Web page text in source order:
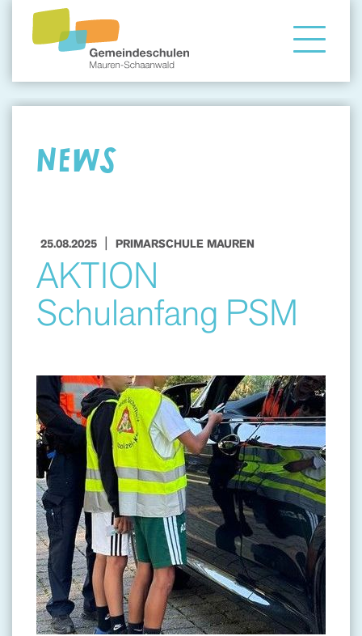
Gemeindeschule
NEWS
25.08.2025 | PRIMARSCHULE MAUREN
AKTION
Schulanfang PSM